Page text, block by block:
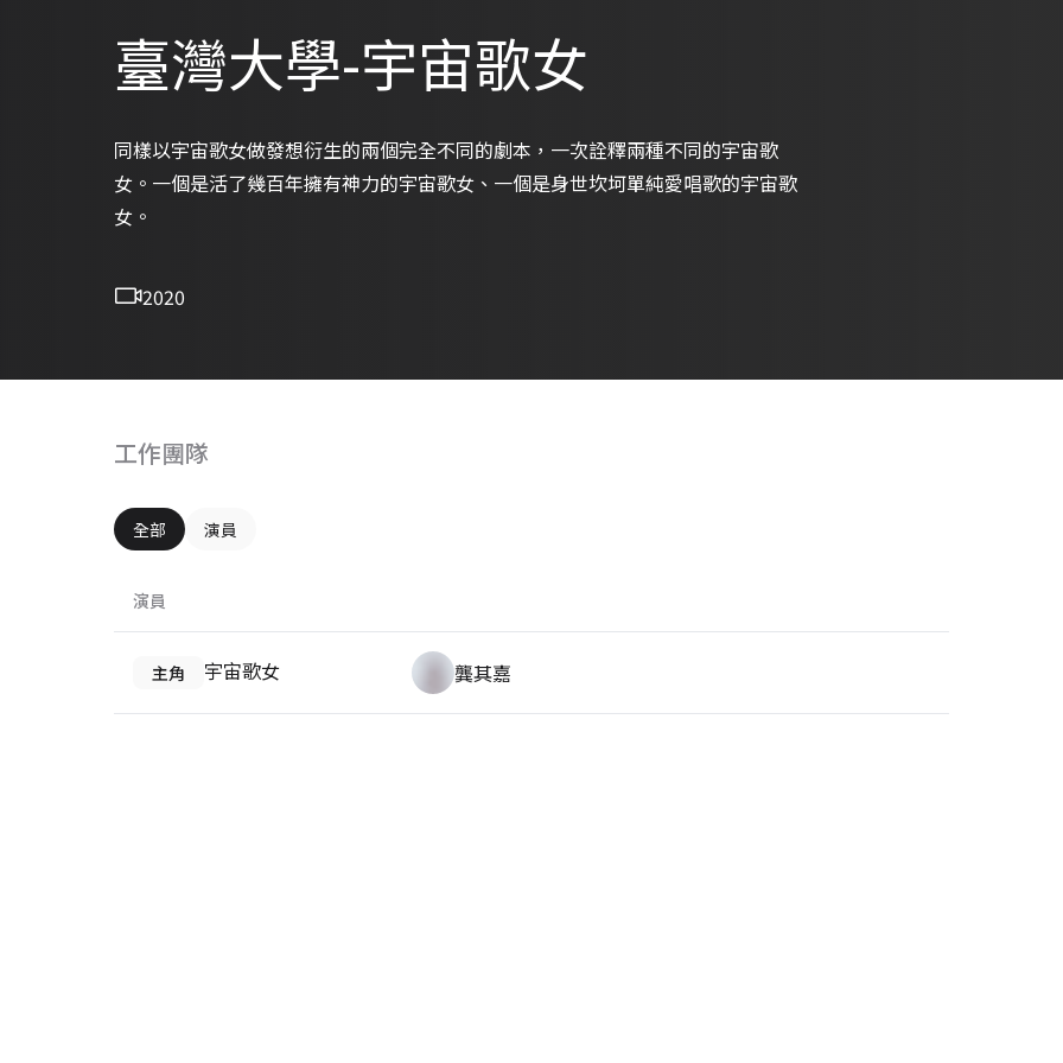
臺灣大學-宇宙歌女
同樣以宇宙歌女做發想衍生的兩個完全不同的劇本，一次詮釋兩種不同的宇宙歌
女。一個是活了幾百年擁有神力的宇宙歌女、一個是身世坎坷單純愛唱歌的宇宙歌
女。
2020
工作團隊
全部 演員
演員
主角 宇宙歌女 龔其嘉